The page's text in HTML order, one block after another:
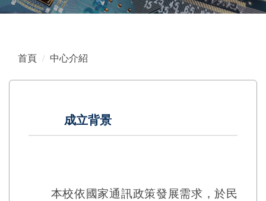
首頁 中心介紹
成立背景
本校依國家通訊政策發展需求，於民